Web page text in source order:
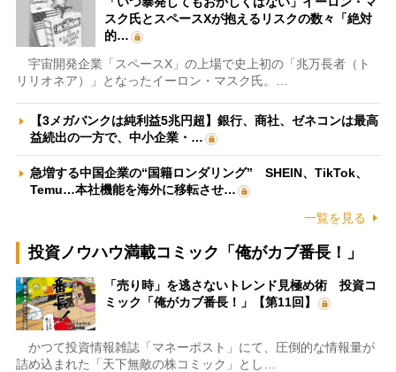
スク氏とスペースXが抱えるリスクの数々「絶対
的…
宇宙開発企業「スペースX」の上場で史上初の「兆万長者（ト
リリオネア）」となったイーロン・マスク氏。…
【3メガバンクは純利益5兆円超】銀行、商社、ゼネコンは最高
益続出の一方で、中小企業・…
急増する中国企業の“国籍ロンダリング” SHEIN、TikTok、
Temu…本社機能を海外に移転させ…
一覧を見る
投資ノウハウ満載コミック「俺がカブ番長！」
「売り時」を逃さないトレンド見極め術 投資コ
ミック「俺がカブ番長！」【第11回】
かつて投資情報雑誌「マネーポスト」にて、圧倒的な情報量が
詰め込まれた「天下無敵の株コミック」とし…